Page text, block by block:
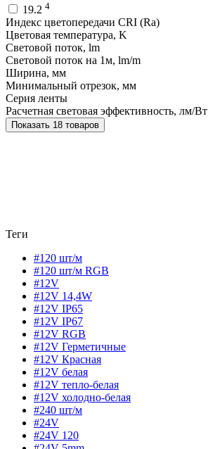
19.2 4
Индекс цветопередачи CRI (Ra)
Цветовая температура, K
Световой поток, lm
Световой поток на 1м, lm/m
Ширина, мм
Минимальный отрезок, мм
Серия ленты
Расчетная световая эффективность, лм/Вт
Показать 18 товаров
Теги
#120 шт/м
#120 шт/м RGB
#12V
#12V 14,4W
#12V IP65
#12V IP67
#12V RGB
#12V Герметичные
#12V Красная
#12V белая
#12V тепло-белая
#12V холодно-белая
#240 шт/м
#24V
#24V 120